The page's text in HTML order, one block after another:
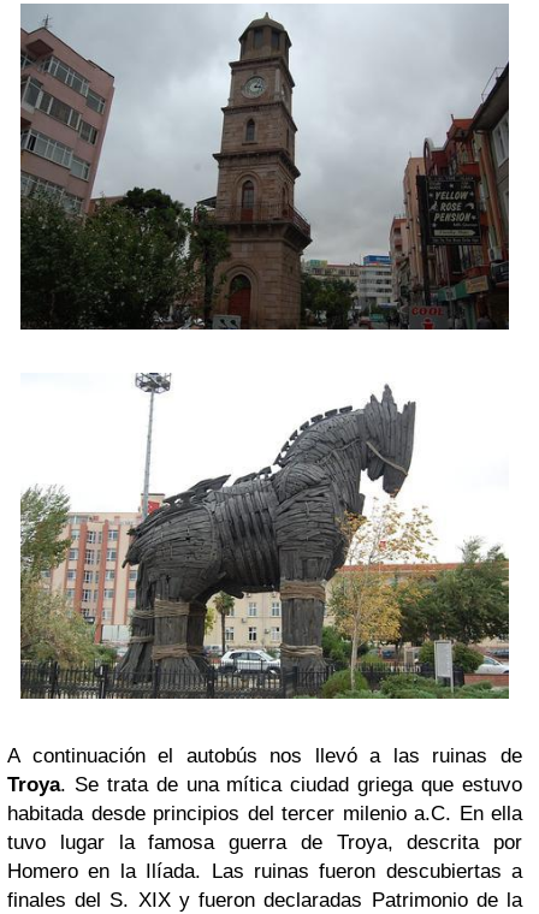
A continuación el autobús nos llevó a las ruinas de
Troya. Se trata de una mítica ciudad griega que estuvo
habitada desde principios del tercer milenio a.C. En ella
tuvo lugar la famosa guerra de Troya, descrita por
Homero en la Ilíada. Las ruinas fueron descubiertas a
finales del S. XIX y fueron declaradas Patrimonio de la